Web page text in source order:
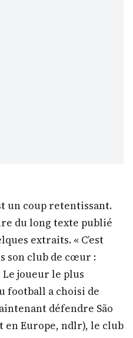
un coup retentissant.
du long texte publié
extraits. « C’est
son club de cœur :
joueur le plus
football a choisi de
défendre São
en Europe, ndlr), le club